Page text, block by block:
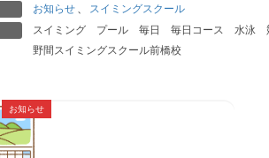
お知らせ スイミングスクール
スイミング プール 毎日 毎日コース 水泳
野間スイミングスクール前橋校
お知らせ